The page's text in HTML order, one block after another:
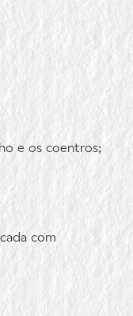
e os coentros;
com